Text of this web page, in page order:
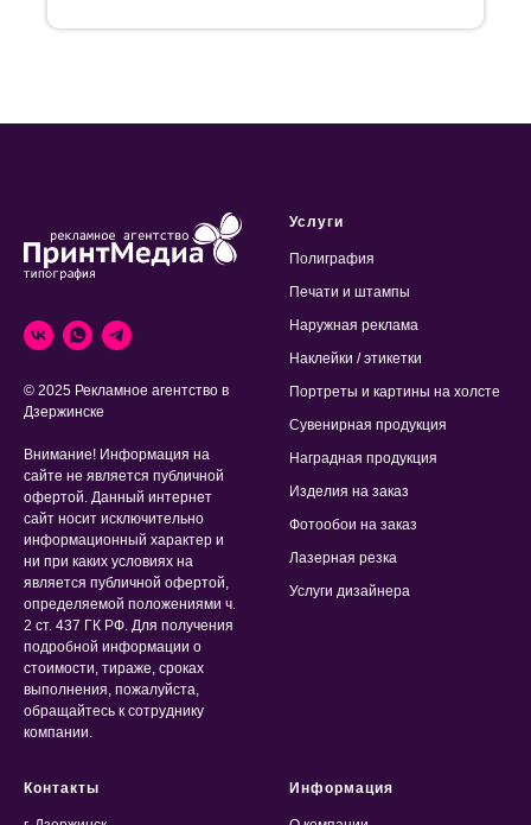
© 2025 Рекламное агентство в
Дзержинске
Внимание! Информация на
сайте не является публичной
офертой. Данный интернет
сайт носит исключительно
информационный характер и
ни при каких условиях на
является публичной офертой,
определяемой положениями ч.
2 ст. 437 ГК РФ. Для получения
подробной информации о
стоимости, тираже, сроках
выполнения, пожалуйста,
обращайтесь к сотруднику
компании.
Услуги
Полиграфия
Печати и штампы
Наружная реклама
Наклейки / этикетки
Портреты и картины на холсте
Сувенирная продукция
Наградная продукция
Изделия на заказ
Фотообои на заказ
Лазерная резка
Услуги дизайнера
Контакты Информация